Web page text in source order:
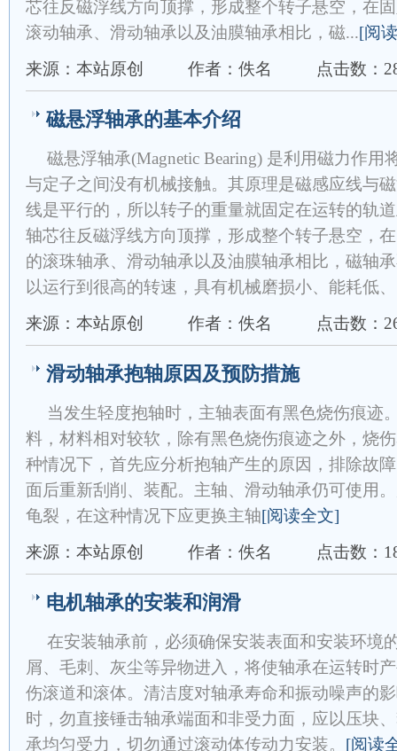
芯往反磁浮线方向顶撑，形成整个转子悬空，在
滚动轴承、滑动轴承以及油膜轴承相比，磁...[阅
来源：本站原创
作者：佚名 点击数：
磁悬浮轴承的基本介绍
磁悬浮轴承(Magnetic Bearing) 是利用磁力作用
与定子之间没有机械接触。其原理是磁感应线与
线是平行的，所以转子的重量就固定在运转的轨
轴芯往反磁浮线方向顶撑，形成整个转子悬空，
的滚珠轴承、滑动轴承以及油膜轴承相比，磁轴
以运行到很高的转速，具有机械磨损小、能耗低
来源：本站原创
作者：佚名 点击数：
滑动轴承抱轴原因及预防措施
当发生轻度抱轴时，主轴表面有黑色烧伤痕迹
料，材料相对较软，除有黑色烧伤痕迹之外，烧
种情况下，首先应分析抱轴产生的原因，排除故
面后重新刮削、装配。主轴、滑动轴承仍可使用
龟裂，在这种情况下应更换主轴[阅读全文]
来源：本站原创
作者：佚名 点击数：
电机轴承的安装和润滑
在安装轴承前，必须确保安装表面和安装环境
屑、毛刺、灰尘等异物进入，将使轴承在运转时
伤滚道和滚体。清洁度对轴承寿命和振动噪声的
时，勿直接锤击轴承端面和非受力面，应以压块
承均匀受力，切勿通过滚动体传动力安装。 [阅读